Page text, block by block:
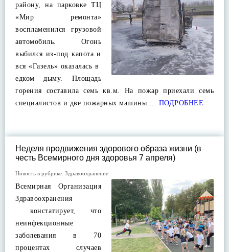
району, на парковке ТЦ
«Мир ремонта»
воспламенился грузовой
автомобиль. Огонь
выбился из-под капота и
вся «Газель» оказалась в
едком дыму. Площадь
горения составила семь кв.м. На пожар приехали семь
специалистов и две пожарных машины…. ПОДРОБНЕЕ
Неделя продвижения здорового образа жизни (в
честь Всемирного дня здоровья 7 апреля)
Новость в рубрике: Здравоохранение
Всемирная Организация
Здравоохранения
констатирует, что
неинфекционные
заболевания в 70
процентах случаев